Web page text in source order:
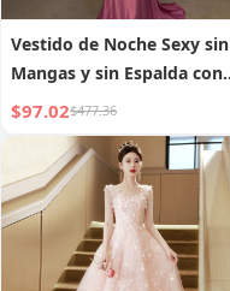
Vestido de Noche Sexy sin
Mangas y sin Espalda con
Cuello en V Profundo
$97.02$477.36